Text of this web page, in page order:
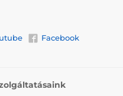
Facebook